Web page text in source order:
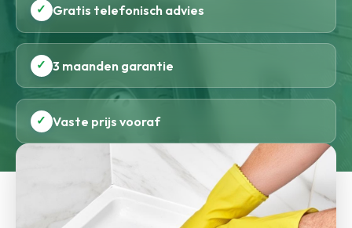
✓ Gratis telefonisch advies
✓ 3 maanden garantie
✓ Vaste prijs vooraf